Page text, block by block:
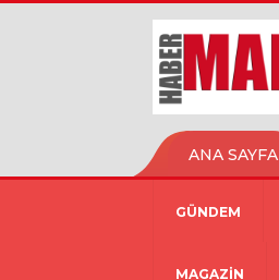
ANA SAYFA
GÜNDEM
MAGAZİN